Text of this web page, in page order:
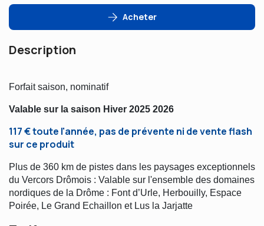
Acheter
Description
Forfait saison, nominatif
Valable sur la saison Hiver 2025 2026
117 € toute l'année, pas de prévente ni de vente flash
sur ce produit
Plus de 360 km de pistes dans les paysages exceptionnels
du Vercors Drômois : Valable sur l'ensemble des domaines
nordiques de la Drôme : Font d’Urle, Herbouilly, Espace
Poirée, Le Grand Echaillon et Lus la Jarjatte